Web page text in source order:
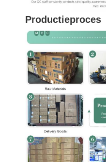
Productieproces